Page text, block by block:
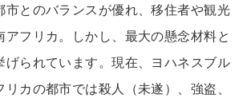
市とのバランスが優れ、移住者や観光
アフリカ。しかし、最大の懸念材料と
げられています。現在、ヨハネスブル
カの都市では殺人（未遂）、強盗、